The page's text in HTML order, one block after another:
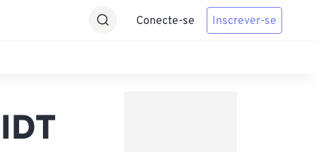
Conecte-se Inscrever-se